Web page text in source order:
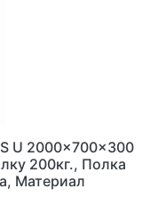
U 2000x700x300
200кг., Полка
Материал